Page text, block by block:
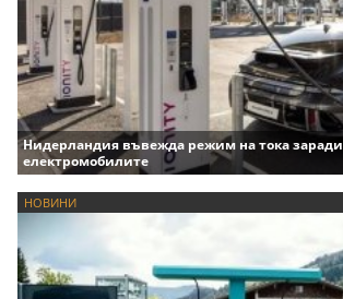
Нидерландия въвежда режим на тока заради
електромобилите
НОВИНИ